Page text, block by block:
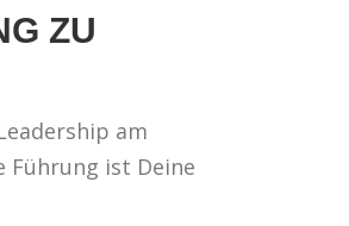
ZU
am
Führung ist Deine